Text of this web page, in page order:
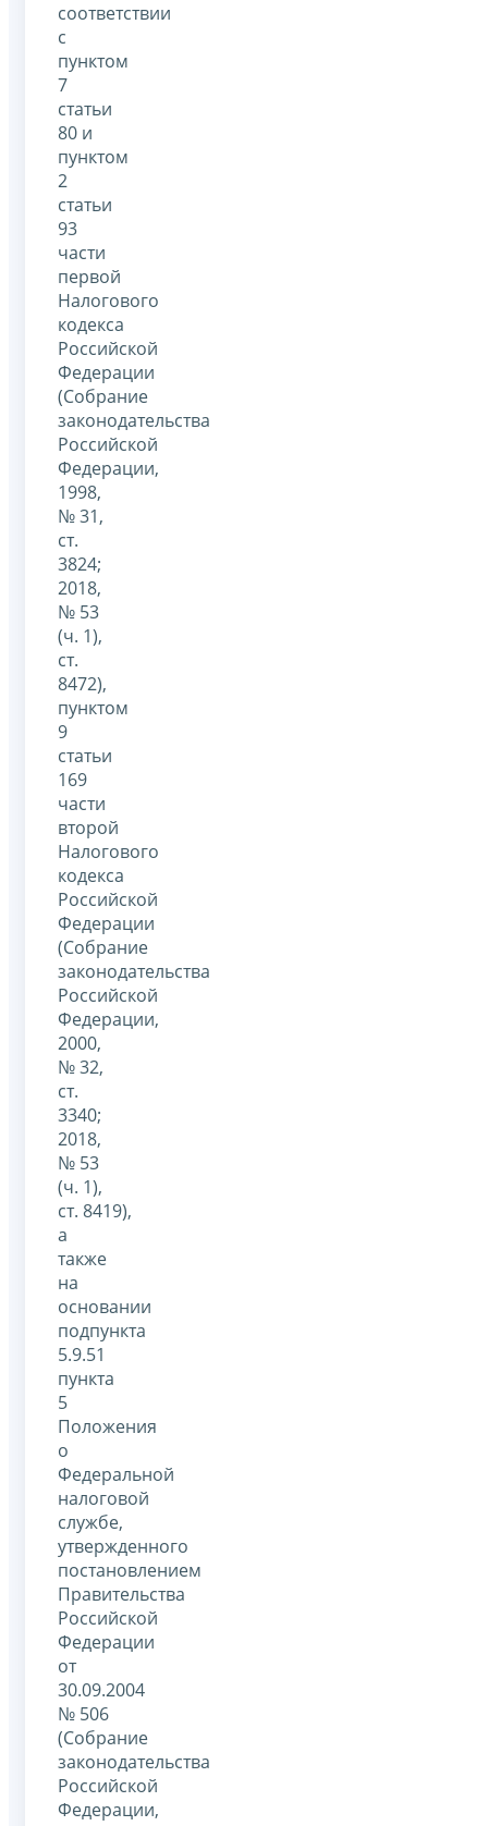
соответствии
с
пунктом
7
статьи
80 и
пунктом
2
статьи
93
части
первой
Налогового
кодекса
Российской
Федерации
(Собрание
законодательства
Российской
Федерации,
1998,
№ 31,
ст.
3824;
2018,
№ 53
(ч. 1),
ст.
8472),
пунктом
9
статьи
169
части
второй
Налогового
кодекса
Российской
Федерации
(Собрание
законодательства
Российской
Федерации,
2000,
№ 32,
ст.
3340;
2018,
№ 53
(ч. 1),
ст. 8419),
а
также
на
основании
подпункта
5.9.51
пункта
5
Положения
о
Федеральной
налоговой
службе,
утвержденного
постановлением
Правительства
Российской
Федерации
от
30.09.2004
№ 506
(Собрание
законодательства
Российской
Федерации,